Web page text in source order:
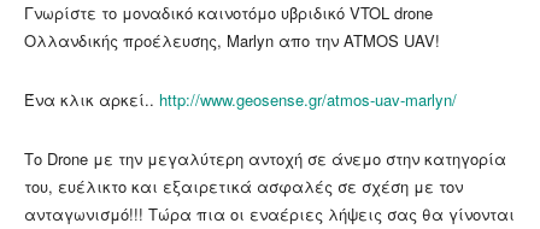
Γνωρίστε το μοναδικό καινοτόμο υβριδικό VTOL drone
Ολλανδικής προέλευσης, Marlyn απο την ATMOS UAV!
Ένα κλικ αρκεί.. http://www.geosense.gr/atmos-uav-marlyn/
Το Drone με την μεγαλύτερη αντοχή σε άνεμο στην κατηγορία
του, ευέλικτο και εξαιρετικά ασφαλές σε σχέση με τον
ανταγωνισμό!!! Τώρα πια οι εναέριες λήψεις σας θα γίνονται